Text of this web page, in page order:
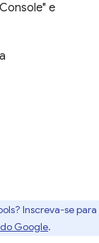
e
Inscreva-se para
Google.